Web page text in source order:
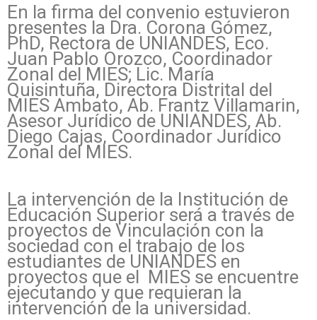
En la firma del convenio estuvieron
presentes la Dra. Corona Gómez,
PhD, Rectora de UNIANDES, Eco.
Juan Pablo Orozco, Coordinador
Zonal del MIES; Lic. María
Quisintuña, Directora Distrital del
MIES Ambato, Ab. Frantz Villamarin,
Asesor Jurídico de UNIANDES, Ab.
Diego Cajas, Coordinador Jurídico
Zonal del MIES.
La intervención de la Institución de
Educación Superior será a través de
proyectos de Vinculación con la
sociedad con el trabajo de los
estudiantes de UNIANDES en
proyectos que el MIES se encuentre
ejecutando y que requieran la
intervención de la universidad.